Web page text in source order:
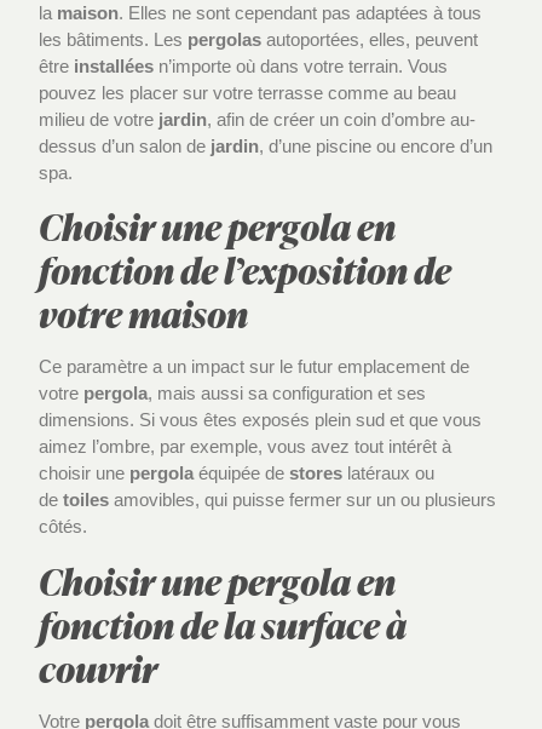
la maison. Elles ne sont cependant pas adaptées à tous
les bâtiments. Les pergolas autoportées, elles, peuvent
être installées n’importe où dans votre terrain. Vous
pouvez les placer sur votre terrasse comme au beau
milieu de votre jardin, afin de créer un coin d’ombre au-
dessus d’un salon de jardin, d’une piscine ou encore d’un
spa.
Choisir une pergola en
fonction de l’exposition de
votre maison
Ce paramètre a un impact sur le futur emplacement de
votre pergola, mais aussi sa configuration et ses
dimensions. Si vous êtes exposés plein sud et que vous
aimez l’ombre, par exemple, vous avez tout intérêt à
choisir une pergola équipée destores latéraux ou
detoiles amovibles, qui puisse fermer sur un ou plusieurs
côtés.
Choisir une pergola en
fonction de la surface à
couvrir
Votre pergola doit être suffisamment vaste pour vous